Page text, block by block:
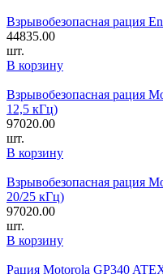
Взрывобезопасная рация
44835.00
шт.
В корзину
Взрывобезопасная рация
12,5 кГц)
97020.00
шт.
В корзину
Взрывобезопасная рация
20/25 кГц)
97020.00
шт.
В корзину
Рация Motorola GP340